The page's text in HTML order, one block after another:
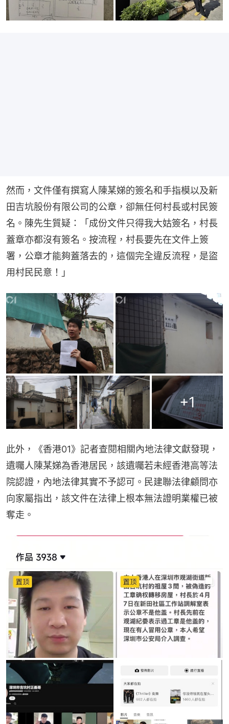
然而，文件僅有撰寫人陳某娣的簽名和手指模以及新
田吉坑股份有限公司的公章，卻無任何村長或村民簽
名。陳先生質疑：「成份文件只得我大姑簽名，村長
蓋章亦都沒有簽名。按流程，村長要先在文件上簽
署，公章才能夠蓋落去的，這個完全違反流程，是盜
用村民民意！」
+1
此外，《香港01》記者查閱相關內地法律文獻發現，
遺囑人陳某娣為香港居民，該遺囑若未經香港高等法
院認證，內地法律其實不予認可。民建聯法律顧問亦
向家屬指出，該文件在法律上根本無法證明業權已被
奪走。